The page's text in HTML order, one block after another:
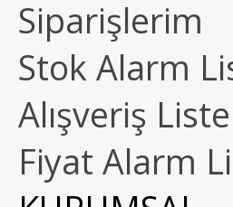
Siparişlerim
Stok Alarm
Alışveriş
Fiyat Alarm